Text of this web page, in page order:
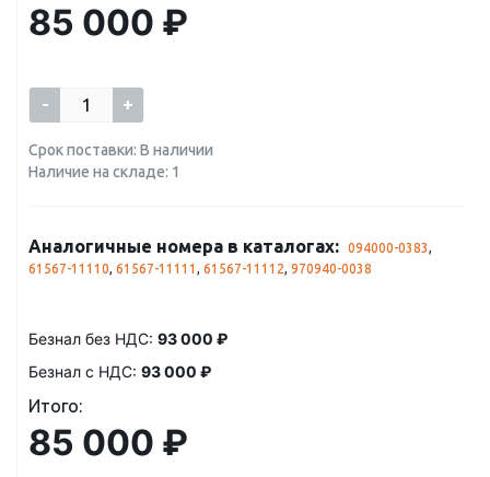
85 000 ₽
- +
Срок поставки: В наличии
Наличие на складе: 1
Аналогичные номера в каталогах: 094000-0383,
61567-11110, 61567-11111 , 61567-11112, 970940-0038
Безнал без НДС: 93 000 ₽
Безнал с НДС: 93 000 ₽
Итого:
85 000 ₽